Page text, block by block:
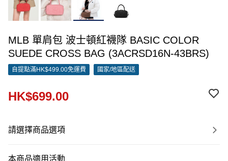
MLB 單肩包 波士頓紅襪隊 BASIC COLOR
SUEDE CROSS BAG (3ACRSD16N-43BRS)
自提點滿HK$499.00免運費 國家/地區配送
HK$699.00
請選擇商品選項
本商品適用活動